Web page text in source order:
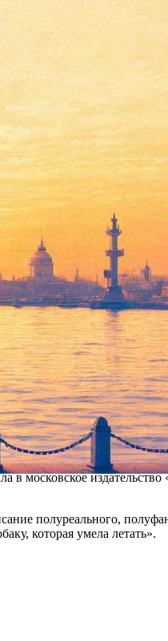
в котором"
«Livebook/Гаятри».
«Это будет, конечно,
для остальных
«Качественная
он собирался
входящих, и теперь
не известная
московское
полуреального,
которая умела летать».